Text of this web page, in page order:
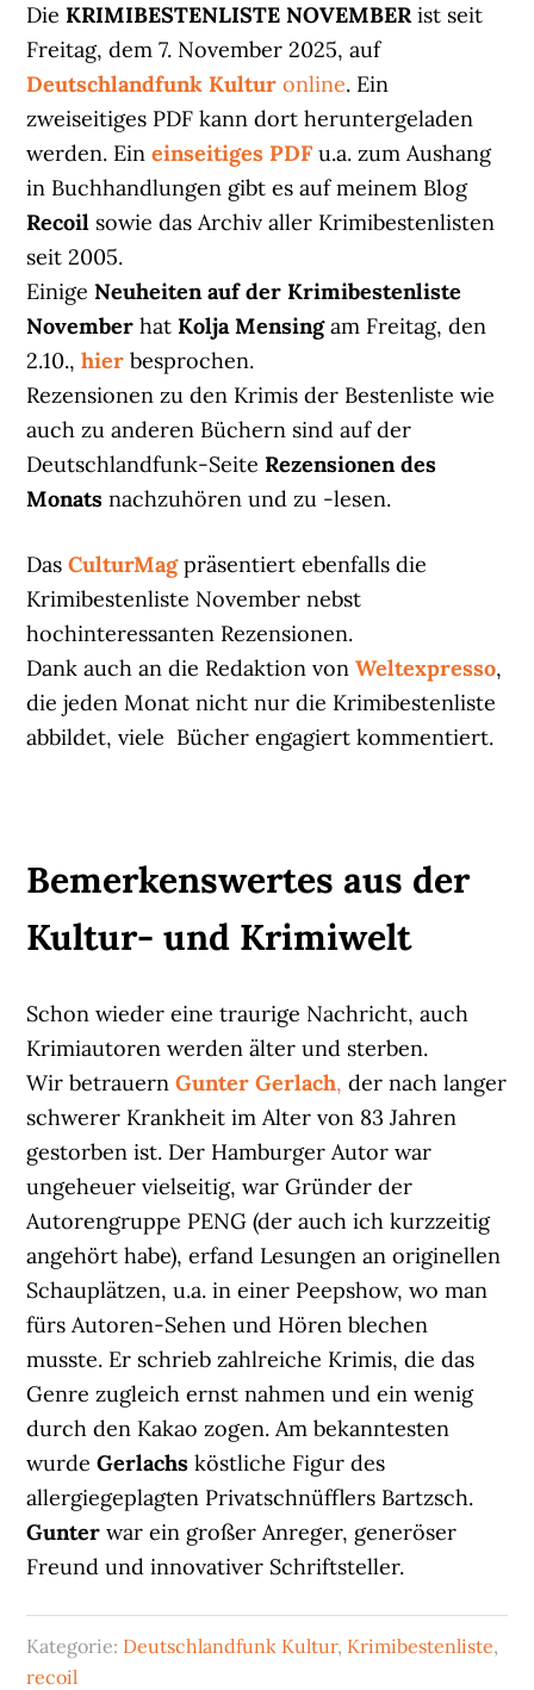
DieKRIMIBESTENLISTE NOVEMBERist seit
Freitag, dem 7. November 2025, auf
Deutschlandfunk Kultur online. Ein
zweiseitiges PDF kann dort heruntergeladen
werden. Eineinseitiges PDFu.a. zum Aushang
in Buchhandlungen gibt es auf meinem Blog
Recoil sowie das Archiv aller Krimibestenlisten
seit 2005.
EinigeNeuheiten auf der Krimibestenliste
NovemberhatKolja Mensingam Freitag, den
2.10.,hier besprochen.
Rezensionen zu den Krimis der Bestenliste wie
auch zu anderen Büchern sind auf der
Deutschlandfunk-SeiteRezensionen des
Monatsnachzuhören und zu -lesen.
DasCulturMagpräsentiert ebenfalls die
Krimibestenliste November nebst
hochinteressanten Rezensionen.
Dank auch an die Redaktion vonWeltexpresso,
die jeden Monat nicht nur die Krimibestenliste
abbildet, viele Bücher engagiert kommentiert.
Bemerkenswertes aus der
Kultur- und Krimiwelt
Schon wieder eine traurige Nachricht, auch
Krimiautoren werden älter und sterben.
Wir betrauernGunter Gerlach, der nach langer
schwerer Krankheit im Alter von 83 Jahren
gestorben ist. Der Hamburger Autor war
ungeheuer vielseitig, war Gründer der
Autorengruppe PENG (der auch ich kurzzeitig
angehört habe), erfand Lesungen an originellen
Schauplätzen, u.a. in einer Peepshow, wo man
fürs Autoren-Sehen und Hören blechen
musste. Er schrieb zahlreiche Krimis, die das
Genre zugleich ernst nahmen und ein wenig
durch den Kakao zogen. Am bekanntesten
wurdeGerlachs köstliche Figur des
allergiegeplagten Privatschnüfflers Bartzsch.
Gunter war ein großer Anreger, generöser
Freund und innovativer Schriftsteller.
Kategorie: Deutschlandfunk Kultur, Krimibestenliste,
recoil